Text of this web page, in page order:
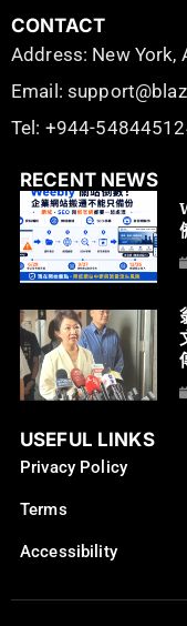
CONTACT
Address: New York,
Email:
Tel: +944-
RECENT NEWS
USEFUL LINKS
Privacy Policy
Terms
Accessibility